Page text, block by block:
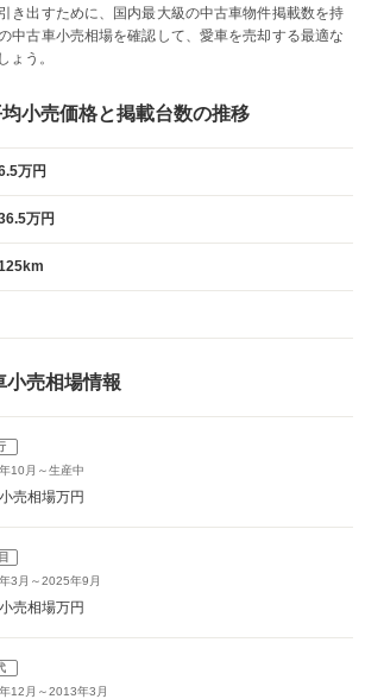
き出すために、国内最大級の中古車物件掲載数を持
中古車小売相場を確認して、愛車を売却する最適な
ょう。
小売価格と掲載台数の推移
万円
万円
小売相場情報
10月～生産中
売相場万円
3月～2025年9月
売相場万円
12月～2013年3月